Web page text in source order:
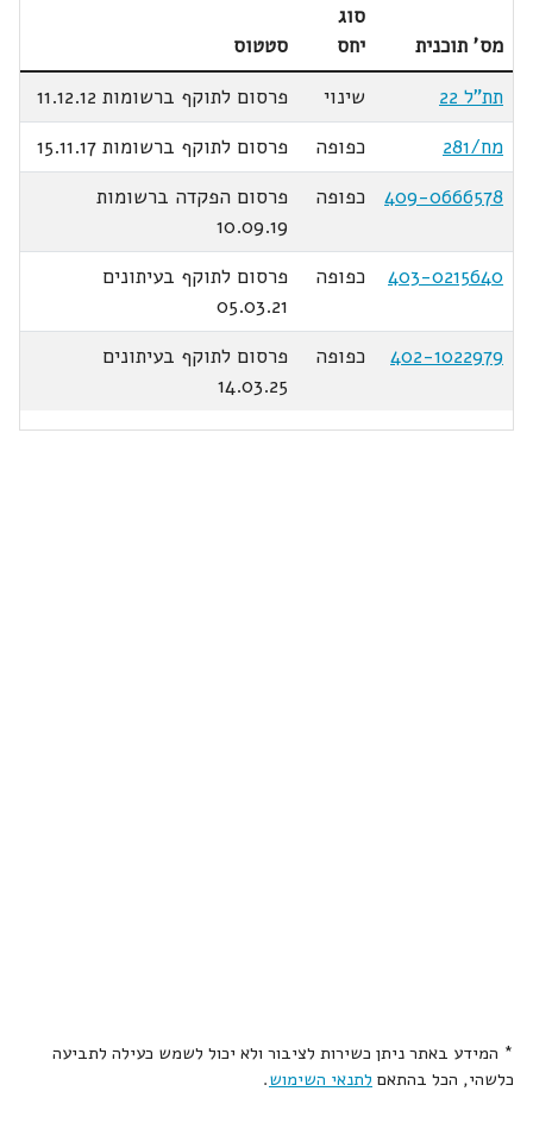
מס' תוכנית
סוג
יחס
סטטוס
תת"ל 22
שינוי
פרסום לתוקף ברשומות 11.12.12
מח/281
כפופה
פרסום לתוקף ברשומות 15.11.17
409-0666578
כפופה
פרסום הפקדה ברשומות
10.09.19
403-0215640
כפופה
פרסום לתוקף בעיתונים
05.03.21
402-1022979
כפופה
פרסום לתוקף בעיתונים
14.03.25
* המידע באתר ניתן כשירות לציבור ולא יכול לשמש כעילה לתביעה
כלשהי, הכל בהתאם לתנאי השימוש.